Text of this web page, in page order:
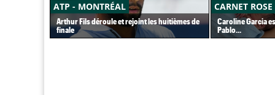
ATP - MONTRÉAL
Arthur Fils déroule et rejoint les huitièmes de
finale
CARNET ROSE
Caroline Garcia
Pablo...